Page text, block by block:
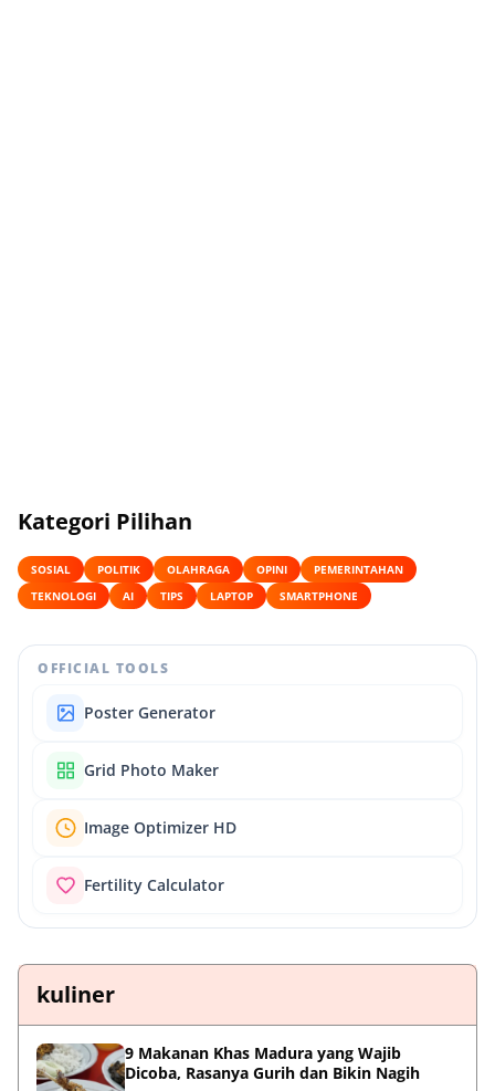
Kategori Pilihan
SOSIAL POLITIK OLAHRAGA OPINI
PEMERINTAHAN
TEKNOLOGI
AI TIPS LAPTOP SMARTPHONE
OFFICIAL TOOLS
Poster Generator
Grid Photo Maker
Image Optimizer HD
Fertility Calculator
kuliner
9 Makanan Khas Madura yang Wajib
Dicoba, Rasanya Gurih dan Bikin Nagih